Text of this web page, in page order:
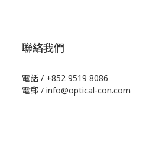
聯絡我們
電話 / +852 9519 8086
電郵 / info@optical-con.com